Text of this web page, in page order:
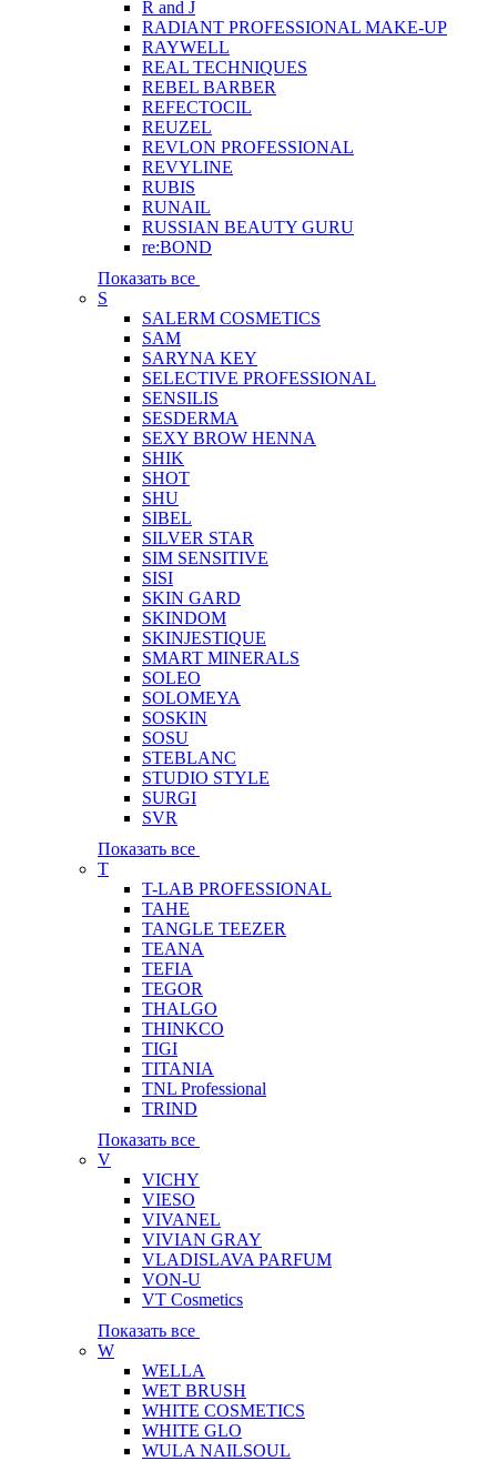
R and J
RADIANT PROFESSIONAL MAKE-UP
RAYWELL
REAL TECHNIQUES
REBEL BARBER
REFECTOCIL
REUZEL
REVLON PROFESSIONAL
REVYLINE
RUBIS
RUNAIL
RUSSIAN BEAUTY GURU
re:BOND
Показать все
S
SALERM COSMETICS
SAM
SARYNA KEY
SELECTIVE PROFESSIONAL
SENSILIS
SESDERMA
SEXY BROW HENNA
SHIK
SHOT
SHU
SIBEL
SILVER STAR
SIM SENSITIVE
SISI
SKIN GARD
SKINDOM
SKINJESTIQUE
SMART MINERALS
SOLEO
SOLOMEYA
SOSKIN
SOSU
STEBLANC
STUDIO STYLE
SURGI
SVR
Показать все
T
T-LAB PROFESSIONAL
TAHE
TANGLE TEEZER
TEANA
TEFIA
TEGOR
THALGO
THINKCO
TIGI
TITANIA
TNL Professional
TRIND
Показать все
V
VICHY
VIESO
VIVANEL
VIVIAN GRAY
VLADISLAVA PARFUM
VON-U
VT Cosmetics
Показать все
W
WELLA
WET BRUSH
WHITE COSMETICS
WHITE GLO
WULA NAILSOUL